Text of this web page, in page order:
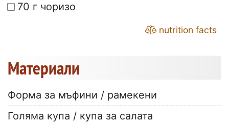
70 г чоризо
nutrition facts
Материали
Форма за мъфини / рамекени
Голяма купа / купа за салата